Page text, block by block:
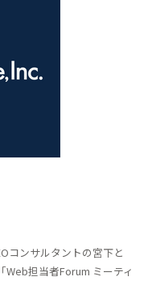
コンサルタントの宮下と
担当者Forum ミーティ